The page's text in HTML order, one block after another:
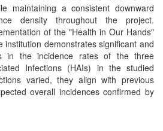
maintaining a consistent downward
density throughout the project.
of the "Health in Our Hands"
institution demonstrates significant and
in the incidence rates of the three
Infections (HAIs) in the studied
varied, they align with previous
overall incidences confirmed by